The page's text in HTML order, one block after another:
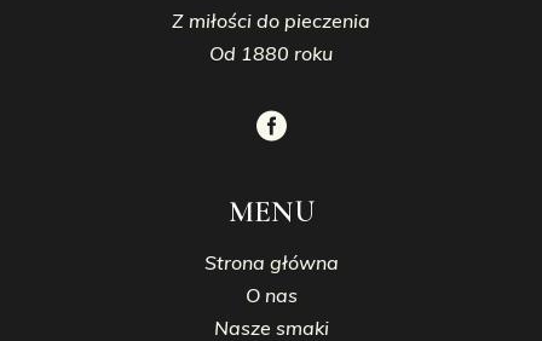
Z miłości do pieczenia
Od 1880 roku
MENU
Strona główna
O nas
Nasze smaki